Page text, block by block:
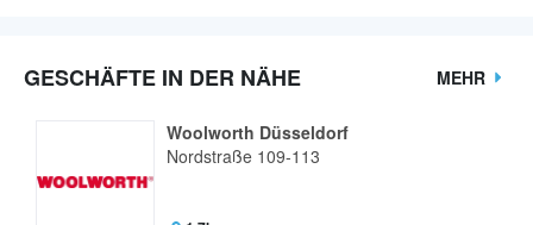
GESCHÄFTE IN DER NÄHE MEHR
Woolworth Düsseldorf
Nordstraße 109-113